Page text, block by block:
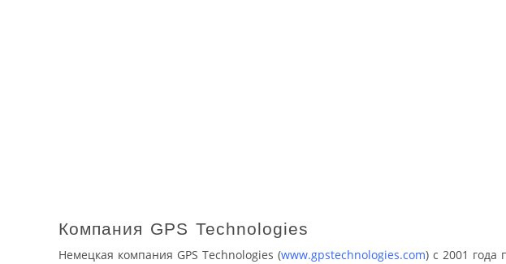
Компания GPS Technologies
Немецкая компания GPS Technologies (www.gpstechnologies.com) с 2001 года